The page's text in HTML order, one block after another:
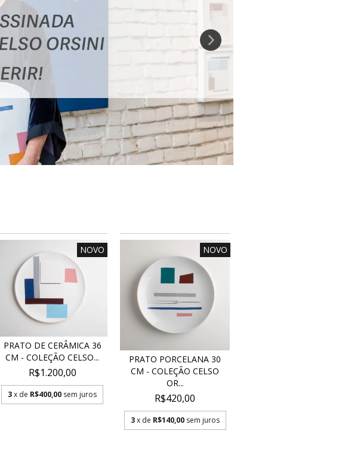
NOVO
PRATO DE CERÂMICA 36
CM - COLEÇÃO CELSO...
R$1.200,00
3x de R$400,00 sem juros
NOVO
PRATO PORCELANA 30
CM - COLEÇÃO CELSO
OR...
R$420,00
3x de R$140,00 sem juros